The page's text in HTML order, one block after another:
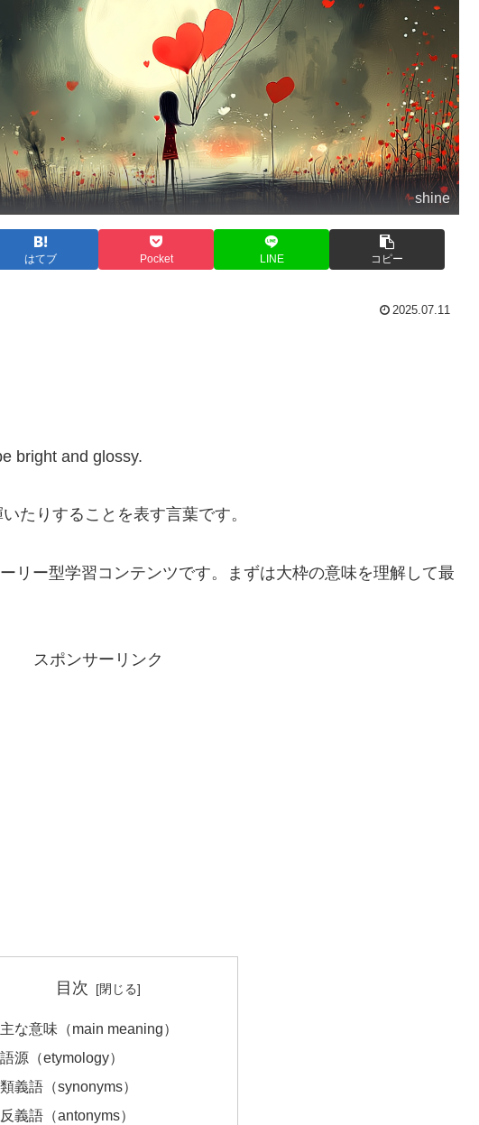
shine
はてブ Pocket LINE コピー
2025.07.11
bright and glossy.
たりすることを表す言葉です。
リー型学習コンテンツです。まずは大枠の意味を理解して最
スポンサーリンク
目次
主な意味（main meaning）
語源（etymology）
類義語（synonyms）
反義語（antonyms）